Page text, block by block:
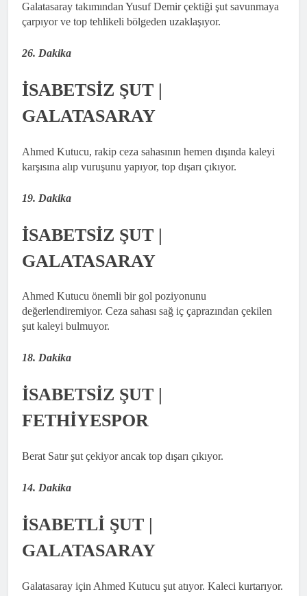
Galatasaray takımından Yusuf Demir çektiği şut savunmaya
çarpıyor ve top tehlikeli bölgeden uzaklaşıyor.
26. Dakika
İSABETSİZ ŞUT |
GALATASARAY
Ahmed Kutucu, rakip ceza sahasının hemen dışında kaleyi
karşısına alıp vuruşunu yapıyor, top dışarı çıkıyor.
19. Dakika
İSABETSİZ ŞUT |
GALATASARAY
Ahmed Kutucu önemli bir gol poziyonunu
değerlendiremiyor. Ceza sahası sağ iç çaprazından çekilen
şut kaleyi bulmuyor.
18. Dakika
İSABETSİZ ŞUT |
FETHİYESPOR
Berat Satır şut çekiyor ancak top dışarı çıkıyor.
14. Dakika
İSABETLİ ŞUT |
GALATASARAY
Galatasaray için Ahmed Kutucu şut atıyor. Kaleci kurtarıyor.